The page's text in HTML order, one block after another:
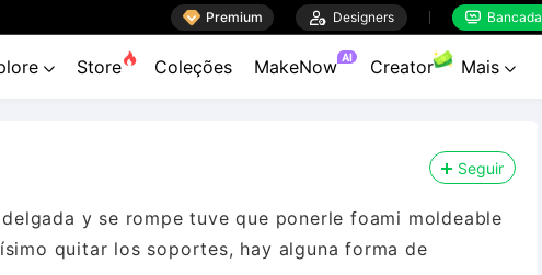
 Premium  Designers  Bancada
 Store Coleções MakeNow AI Creator Mais 
Seguir
y se rompe tuve que ponerle foami moldeable
quitar los soportes, hay alguna forma de